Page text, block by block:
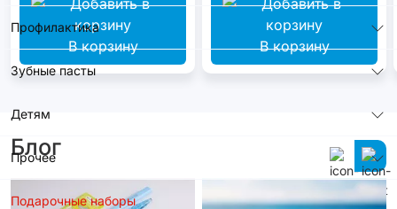
Профилактика
Зубные пасты
Детям
Прочее
Подарочные наборы
В корзину В корзину
Блог